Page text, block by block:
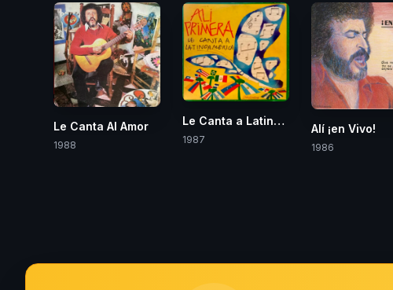
Le Canta Al Amor
1988
Le Canta a Latinoamérica
1987
Alí ¡en Vivo!
1986